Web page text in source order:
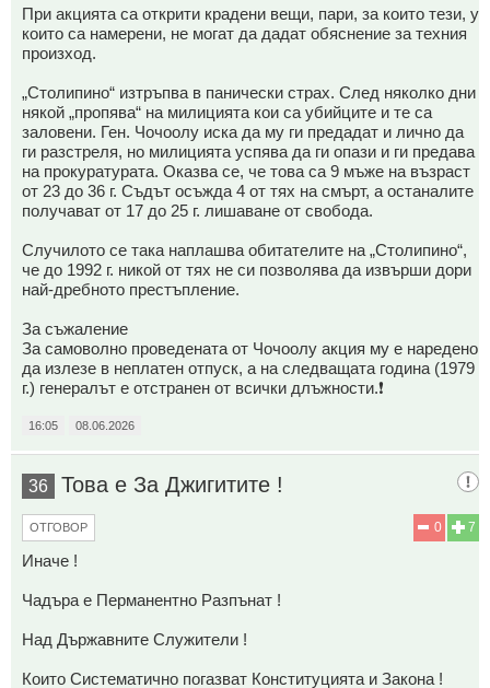
При акцията са открити крадени вещи, пари, за които тези, у
които са намерени, не могат да дадат обяснение за техния
произход.
„Столипино“ изтръпва в панически страх. След няколко дни
някой „пропява“ на милицията кои са убийците и те са
заловени. Ген. Чочоолу иска да му ги предадат и лично да
ги разстреля, но милицията успява да ги опази и ги предава
на прокуратурата. Оказва се, че това са 9 мъже на възраст
от 23 до 36 г. Съдът осъжда 4 от тях на смърт, а останалите
получават от 17 до 25 г. лишаване от свобода.
Случилото се така наплашва обитателите на „Столипино“,
че до 1992 г. никой от тях не си позволява да извърши дори
най-дребното престъпление.
За съжаление
За самоволно проведената от Чочоолу акция му е наредено
да излезе в неплатен отпуск, а на следващата година (1979
г.) генералът е отстранен от всички длъжности.❗
16:05 08.06.2026
36 Това е За Джигитите !
7
0
ОТГОВОР
Иначе !
Чадъра е Перманентно Разпънат !
Над Държавните Служители !
Които Систематично погазват Конституцията и Закона !